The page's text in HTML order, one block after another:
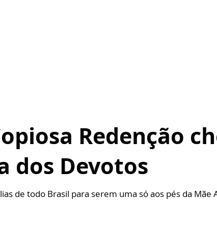
Redenção
dos Devotos
de todo Brasil para serem uma só aos pés da Mãe